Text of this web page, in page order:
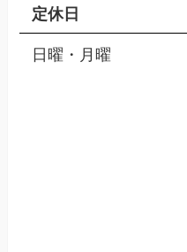
定休日
日曜・月曜